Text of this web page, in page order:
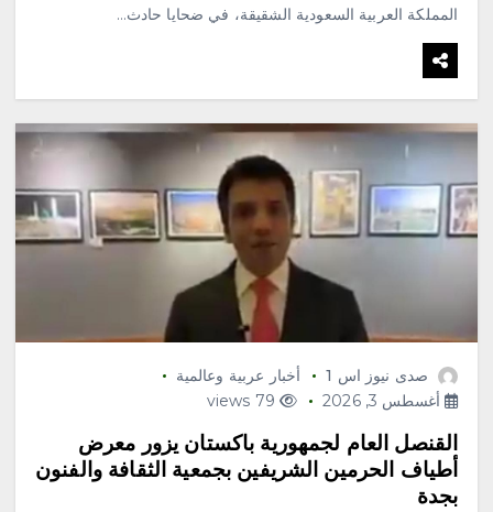
المملكة العربية السعودية الشقيقة، في ضحايا حادث…
صدى نيوز اس 1
أخبار عربية وعالمية
أغسطس 3, 2026
القنصل العام لجمهورية باكستان يزور معرض
أطياف الحرمين الشريفين بجمعية الثقافة والفنون
بجدة